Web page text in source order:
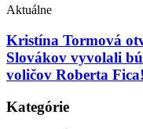
Aktuálne
Kristína Tormová
Slovákov vyvolali
voličov Roberta Fica!
Kategórie